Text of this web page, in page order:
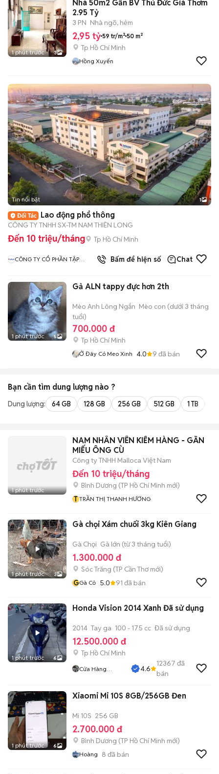
1 phút trước 3
Nhà 50m2 Gần BV Thủ Đức Giá Thơm
2.95 Tỷ
3 PN Nhà ngõ, hẻm
2,95 tỷ 59 tr/m² 50 m²
Tp Hồ Chí Minh
Hồng Xuyến
Tin nổi bật 1
Lao động phổ thông
CÔNG TY TNHH SX-TM NAM THIÊN LONG
Đến 10 triệu/tháng Tp Hồ Chí Minh
CÔNG TY CỔ PHẦN TẬP
1đã bán
Bấm để hiện số Chat
1 phút trước 5
Gả ALN tappy đực hơn 2th
Mèo Anh Lông Ngắn Mèo con (dưới 3 tháng
tuổi)
700.000 đ
Tp Hồ Chí Minh
Ở Đây Có Meo Xinh 4.0 9 đã bán
Bạn cần tìm dung lượng nào ?
Dung lượng: 64 GB 128 GB 256 GB 512 GB 1 TB
1 phút trước
NAM NHÂN VIÊN KIỂM HÀNG - GẦN
MIẾU ÔNG CÙ
Công ty TNHH Malloca Việt Nam
Đến 10 triệu/tháng
Bình Dương (TP Hồ Chí Minh mới)
T TRẦN THỊ THANH HƯƠNG
1 phút trước 3
Gà chọi Xám chuối 3kg Kiên Giang
Gà Chọi Gà lớn (từ 3 tháng tuổi)
1.300.000 đ
Sóc Trăng (TP Cần Thơmới)
GGà Cỏ 5.0 91 đã bán
1 phút trước 6
Honda Vision 2014 Xanh Đã sử dụng
2014 Tay ga 100 - 175 cc Đã sử dụng
12.500.000 đ
Tp Hồ Chí Minh
Cửa Hàng
4.6
12367 đã
bán
1 phút trước 6
Xiaomi Mi 10S 8GB/256GB Đen
Mi 10S 256 GB
2.700.000 đ
Bình Dương (TP Hồ Chí Minh mới)
Hoàng 8 đã bán